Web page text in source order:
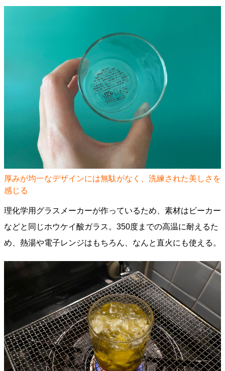
厚みが均一なデザインには無駄がなく、洗練された美しさを
感じる
理化学用グラスメーカーが作っているため、素材はビーカー
などと同じホウケイ酸ガラス。350度までの高温に耐えるた
め、熱湯や電子レンジはもちろん、なんと直火にも使える。